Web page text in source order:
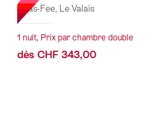
Saas-Fee, Le Valais
1 nuit, Prix par chambre double
dès CHF 343,00